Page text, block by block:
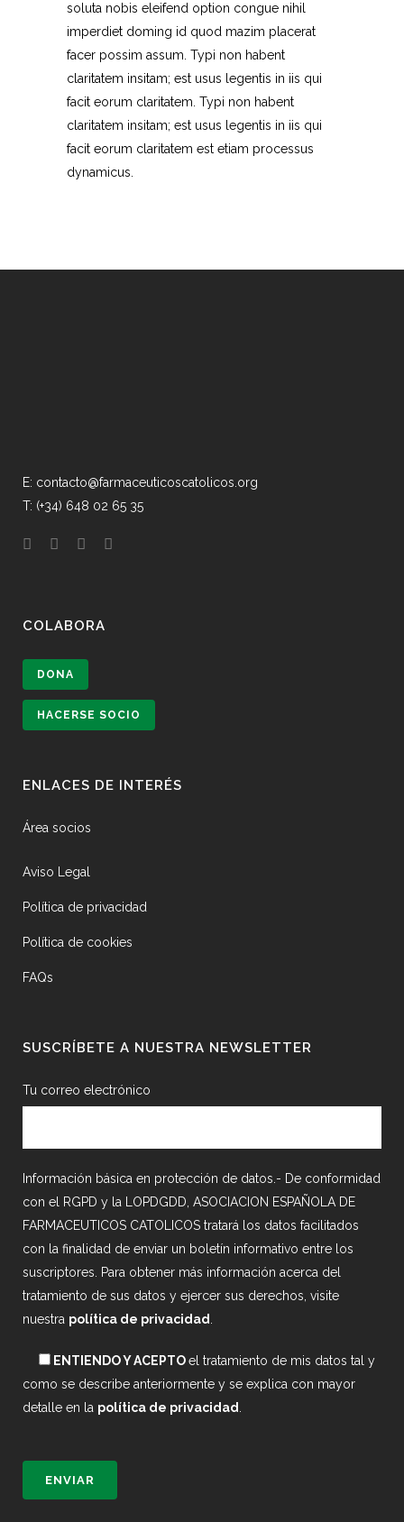
soluta nobis eleifend option congue nihil
imperdiet doming id quod mazim placerat
facer possim assum. Typi non habent
claritatem insitam; est usus legentis in iis qui
facit eorum claritatem. Typi non habent
claritatem insitam; est usus legentis in iis qui
facit eorum claritatem est etiam processus
dynamicus.
E: contacto@farmaceuticoscatolicos.org
T: (+34) 648 02 65 35
COLABORA
DONA
HACERSE SOCIO
ENLACES DE INTERÉS
Área socios
Aviso Legal
Política de privacidad
Política de cookies
FAQs
SUSCRÍBETE A NUESTRA NEWSLETTER
Tu correo electrónico
Información básica en protección de datos.- De conformidad
con el RGPD y la LOPDGDD, ASOCIACION ESPAÑOLA DE
FARMACEUTICOS CATOLICOS tratará los datos facilitados
con la finalidad de enviar un boletín informativo entre los
suscriptores. Para obtener más información acerca del
tratamiento de sus datos y ejercer sus derechos, visite
nuestra política de privacidad
ENTIENDO Y ACEPTOel tratamiento de mis datos tal y
como se describe anteriormente y se explica con mayor
detalle en la política de privacidad